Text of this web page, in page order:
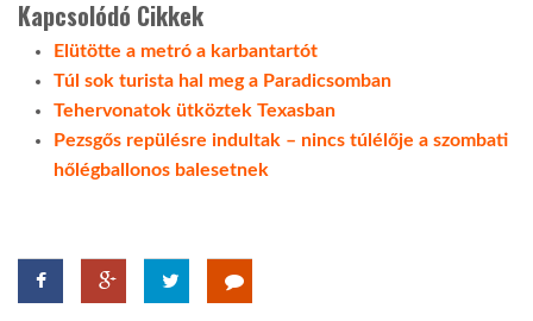
Kapcsolódó Cikkek
Elütötte a metró a karbantartót
Túl sok turista hal meg a Paradicsomban
Tehervonatok ütköztek Texasban
Pezsgős repülésre indultak – nincs túlélője a szombati
hőlégballonos balesetnek